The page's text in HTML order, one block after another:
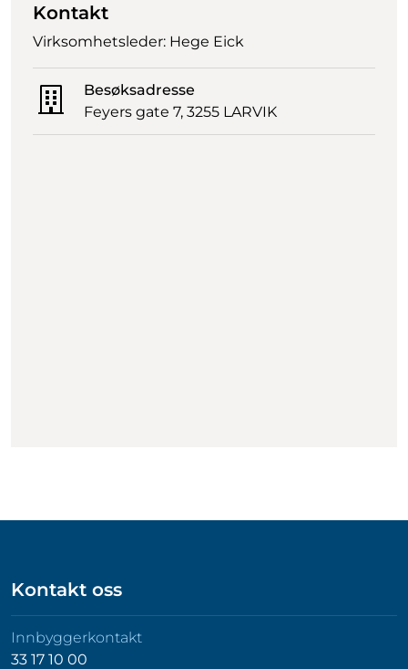
Kontakt
Virksomhetsleder: Hege Eick
Besøksadresse
Feyers gate 7, 3255 LARVIK
Kontakt oss
Innbyggerkontakt
33 17 10 00